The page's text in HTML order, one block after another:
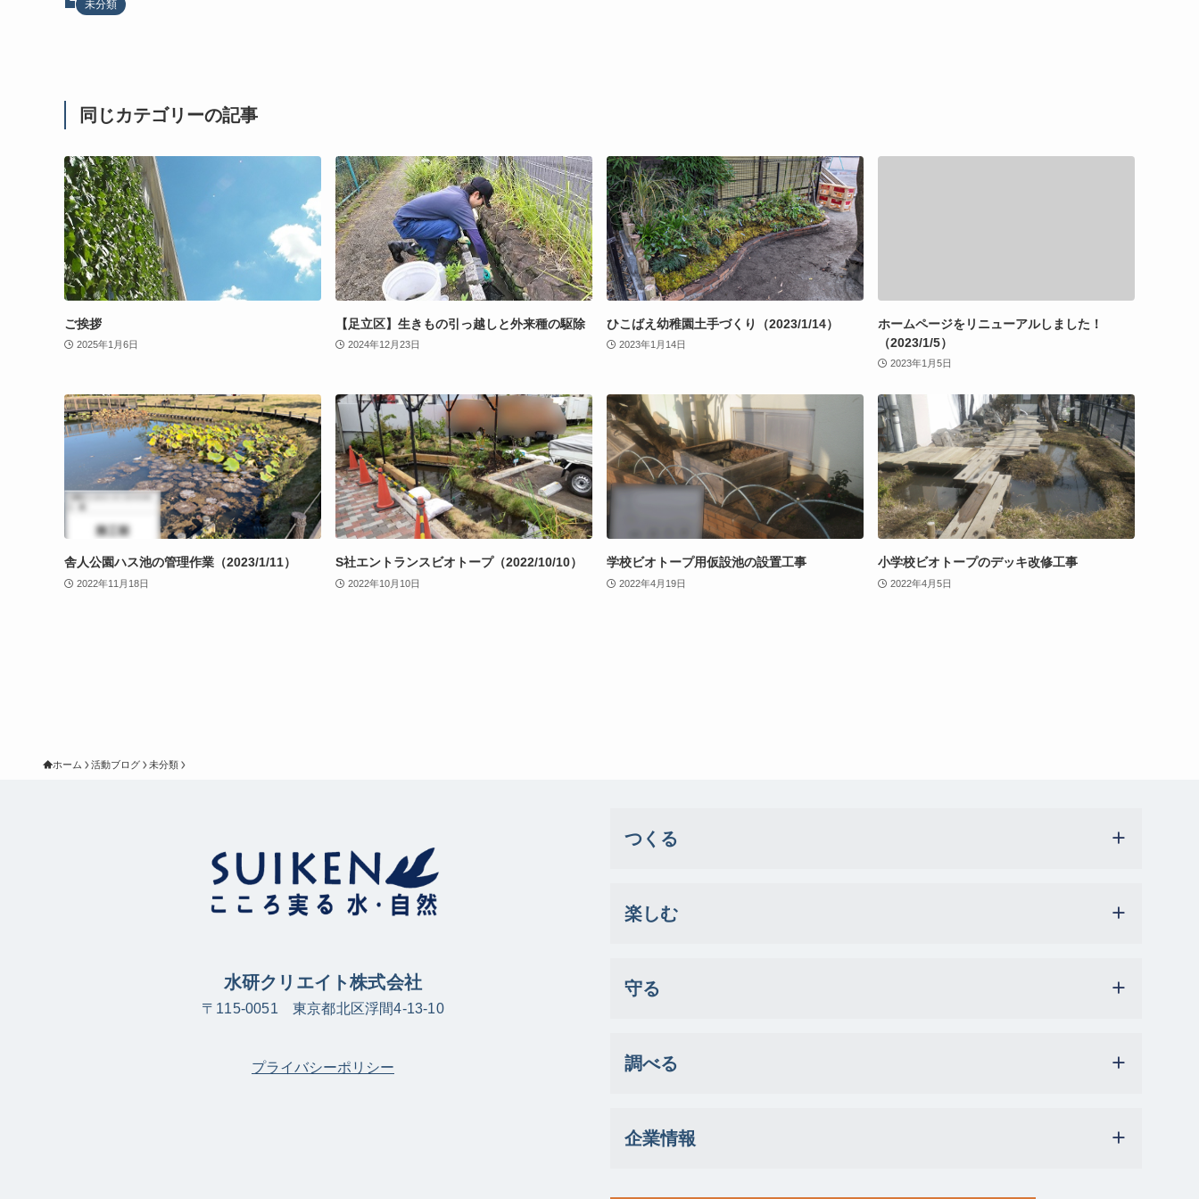
未分類
同じカテゴリーの記事
ご挨拶
2025年1月6日
【足立区】生きもの引っ越しと外来種の駆除
2024年12月23日
ひこばえ幼稚園土手づくり（2023/1/14）
2023年1月14日
ホームページをリニューアルしました！
（2023/1/5）
2023年1月5日
舎人公園ハス池の管理作業（2023/1/11）
2022年11月18日
S社エントランスビオトープ（2022/10/10）
2022年10月10日
学校ビオトープ用仮設池の設置工事
2022年4月19日
小学校ビオトープのデッキ改修工事
2022年4月5日
ホーム 活動ブログ 未分類
水研クリエイト株式会社
〒115-0051 東京都北区浮間4-13-10
プライバシーポリシー
つくる
楽しむ
守る
調べる
企業情報